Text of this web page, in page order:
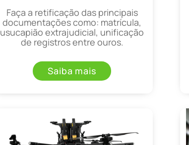
Faça a retificação das principais
documentações como: matrícula,
usucapião extrajudicial, unificação
de registros entre ouros.
Saiba mais